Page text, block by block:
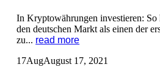
In Kryptowährungen investieren:
den deutschen Markt als einen der
zu... read more
17AugAugust 17, 2021